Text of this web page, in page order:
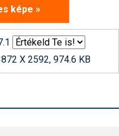
képe »
X 2592, 974.6 KB